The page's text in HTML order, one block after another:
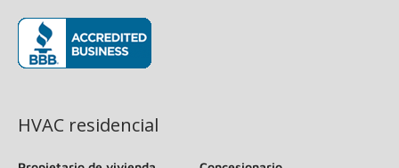
HVAC residencial